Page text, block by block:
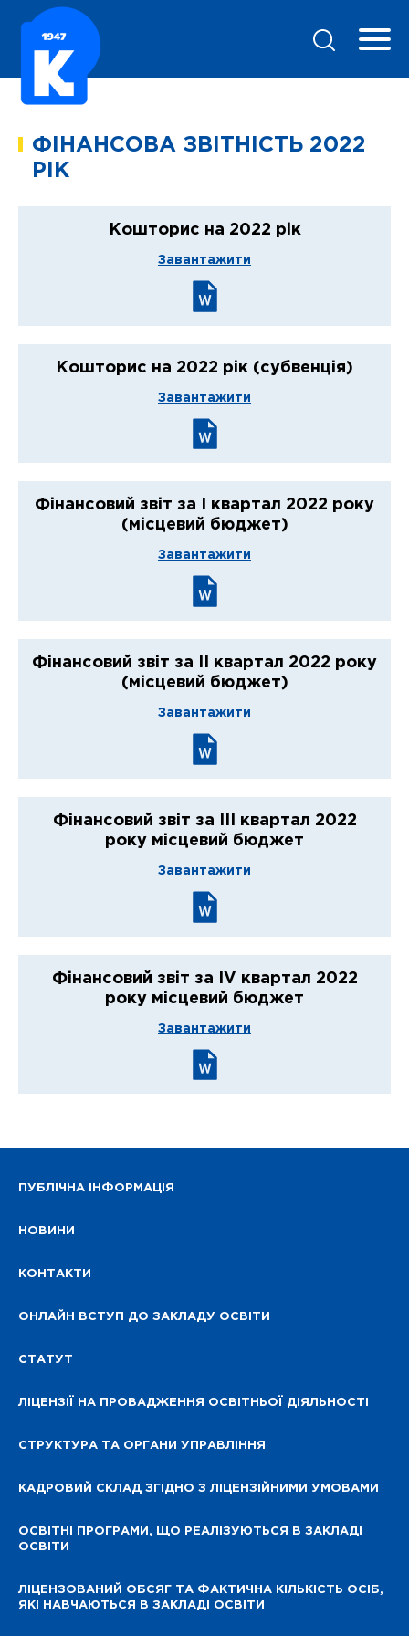
ФІНАНСОВА ЗВІТНІСТЬ 2022
РІК
Кошторис на 2022 рік
Завантажити
Кошторис на 2022 рік (субвенція)
Завантажити
Фінансовий звіт за І квартал 2022 року
(місцевий бюджет)
Завантажити
Фінансовий звіт за ІІ квартал 2022 року
(місцевий бюджет)
Завантажити
Фінансовий звіт за ІІІ квартал 2022
року місцевий бюджет
Завантажити
Фінансовий звіт за IV квартал 2022
року місцевий бюджет
Завантажити
ПУБЛІЧНА ІНФОРМАЦІЯ
НОВИНИ
КОНТАКТИ
ОНЛАЙН ВСТУП ДО ЗАКЛАДУ ОСВІТИ
СТАТУТ
ЛІЦЕНЗІЇ НА ПРОВАДЖЕННЯ ОСВІТНЬОЇ ДІЯЛЬНОСТІ
СТРУКТУРА ТА ОРГАНИ УПРАВЛІННЯ
КАДРОВИЙ СКЛАД ЗГІДНО З ЛІЦЕНЗІЙНИМИ УМОВАМИ
ОСВІТНІ ПРОГРАМИ, ЩО РЕАЛІЗУЮТЬСЯ В ЗАКЛАДІ
ОСВІТИ
ЛІЦЕНЗОВАНИЙ ОБСЯГ ТА ФАКТИЧНА КІЛЬКІСТЬ ОСІБ,
ЯКІ НАВЧАЮТЬСЯ В ЗАКЛАДІ ОСВІТИ